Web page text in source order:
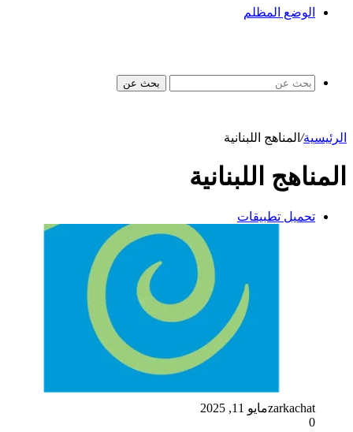
الوضع المظلم
بحث عن
الرئيسية/ المناهج اللبنانية
المناهج اللبنانية
تحميل تطبيقات
zarkachatمايو 11, 2025
0